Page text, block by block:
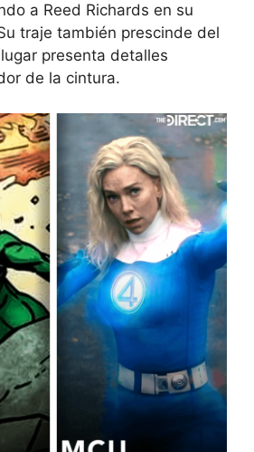
a Reed Richards en su
traje también prescinde del
presenta detalles
de la cintura.